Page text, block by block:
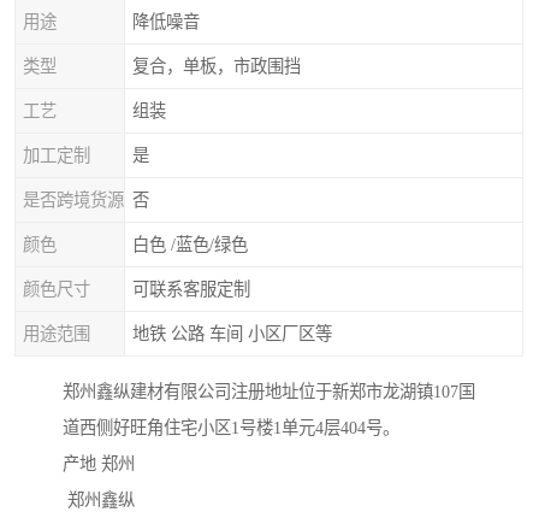
用途 降低噪音
类型 复合，单板，市政围挡
工艺 组装
加工定制 是
是否跨境货源 否
颜色 白色 /蓝色/绿色
颜色尺寸 可联系客服定制
用途范围 地铁 公路 车间 小区厂区等
郑州鑫纵建材有限公司注册地址位于新郑市龙湖镇107国
道西侧好旺角住宅小区1号楼1单元4层404号。
产地 郑州
郑州鑫纵